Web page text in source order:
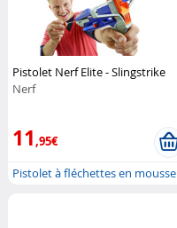
Pistolet Nerf Elite - Slingstrike
Nerf
11,95€
Pistolet à fléchettes en mousse